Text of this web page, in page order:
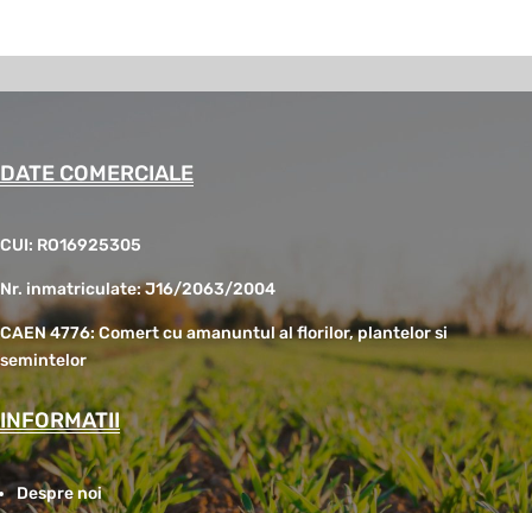
DATE COMERCIALE
CUI: RO16925305
Nr. inmatriculate: J16/2063/2004
CAEN 4776: Comert cu amanuntul al florilor, plantelor si
semintelor
INFORMATII
Despre noi